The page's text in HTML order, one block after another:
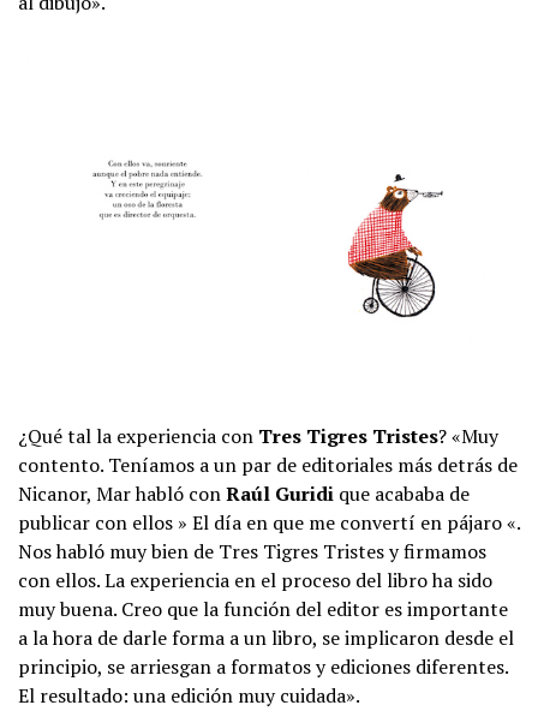
¿Qué tal la experiencia con Tres Tigres Tristes? «Muy
contento. Teníamos a un par de editoriales más detrás de
Nicanor, Mar habló conRaúl Guridi que acababa de
publicar con ellos » El día en que me convertí en pájaro «.
Nos habló muy bien de Tres Tigres Tristes y firmamos
con ellos. La experiencia en el proceso del libro ha sido
muy buena. Creo que la función del editor es importante
a la hora de darle forma a un libro, se implicaron desde el
principio, se arriesgan a formatos y ediciones diferentes.
El resultado: una edición muy cuidada».